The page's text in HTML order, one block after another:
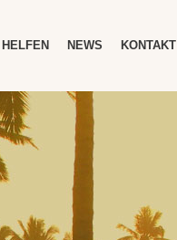
HELFEN NEWS KONTAKT